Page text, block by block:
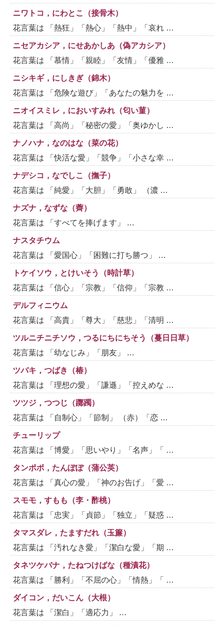
ニワトコ，にわとこ（接骨木）
花言葉は 「熱狂」「熱心」「熱中」「哀れ …
ニセアカシア，にせあかしあ（偽アカシア）
花言葉は 「慕情」「親睦」「友情」「優雅 …
ニシキギ，にしきぎ（錦木）
花言葉は 「危険な遊び」「あなたの魅力を …
ニオイスミレ，においすみれ（匂い菫）
花言葉は 「高尚」「秘密の愛」「奥ゆかし …
ナノハナ，なのはな（菜の花）
花言葉は 「快活な愛」「競争」「小さな幸 …
ナデシコ，なでしこ（撫子）
花言葉は 「純愛」「大胆」「勇敢」 （濃 …
ナズナ，なずな（薺）
花言葉は 「すべてを捧げます」 …
ナスタチウム
花言葉は 「愛国心」「困難に打ち勝つ」 …
トケイソウ，とけいそう（時計草）
花言葉は 「信心」「宗教」「信仰」「宗教 …
デルフィニウム
花言葉は 「高貴」「尊大」「慈悲」「清明 …
ツルニチニチソウ，つるにちにちそう（蔓日日草）
花言葉は 「幼なじみ」「朋友」 …
ツバキ，つばき（椿）
花言葉は 「理想の愛」「謙遜」「控えめな …
ツツジ，つつじ（躑躅）
花言葉は 「自制心」「節制」 （赤）「恋 …
チューリップ
花言葉は 「博愛」「思いやり」「名声」「 …
タンポポ，たんぽぽ（蒲公英）
花言葉は 「真心の愛」「神のお告げ」「愛 …
スモモ，すもも（李・酢桃）
花言葉は 「忠実」「貞節」「独立」「疑惑 …
タマスダレ，たますだれ（玉簾）
花言葉は 「汚れなき愛」「潔白な愛」「期 …
タネツケバナ，たねつけばな（種漬花）
花言葉は 「勝利」「不屈の心」「情熱」「 …
ダイコン，だいこん（大根）
花言葉は 「潔白」「適応力」 …